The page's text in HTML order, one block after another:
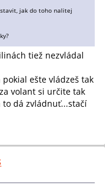
jak do toho nalitej
tiež nezvládal
pokial ešte vládzeš tak
volant si určite tak
to dá zvládnuť...stačí